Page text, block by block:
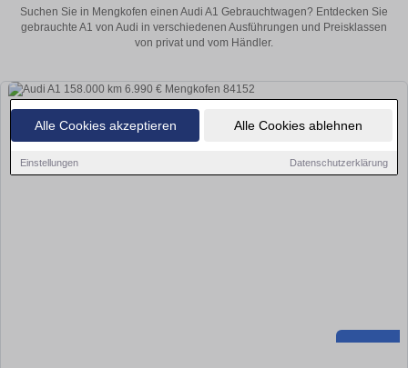
Alle Cookies akzeptieren Alle Cookies ablehnen
Einstellungen Datenschutzerklärung
Suchen Sie in Mengkofen einen Audi A1 Gebrauchtwagen? Entdecken Sie
gebrauchte A1 von Audi in verschiedenen Ausführungen und Preisklassen
von privat und vom Händler.